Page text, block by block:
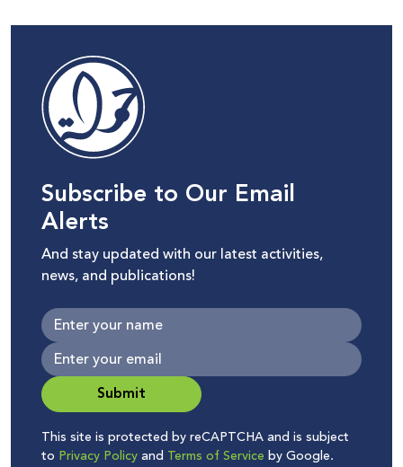
Subscribe to Our Email
Alerts
And stay updated with our latest activities,
news, and publications!
Submit
This site is protected by reCAPTCHA and is subject
to Privacy Policyand Terms of Service by Google.